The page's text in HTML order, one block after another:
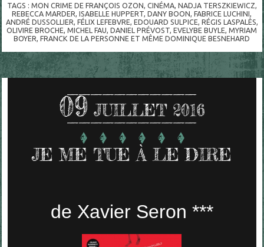
TAGS : MON CRIME DE FRANÇOIS OZON CINÉMA, NADJA TERSZKIEWICZ
REBECCA MARDER ,ISABELLE HUPPERT ,DANY BOON ,FABRICE LUCHINI
ANDRÉ DUSSOLLIER FÉLIX LEFEBVRE EDOUARD SULPICE RÉGIS LASPALÈS
OLIVIRE BROCHE ,MICHEL FAU ,DANIEL PRÉVOST ,EVELYBE BUYLE ,MYRIAM
BOYER ,FRANCK DE LA PERSONNE ET MÊME DOMINIQUE BESNEHARD
09 JUILLET 2016
JE ME TUE À LE DIRE
de Xavier Seron ***